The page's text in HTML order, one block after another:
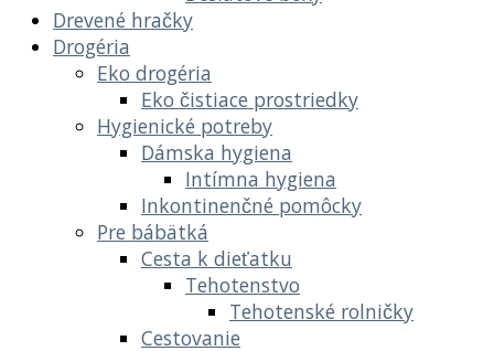
Drevené hračky
Drogéria
Eko drogéria
Eko čistiace prostriedky
Hygienické potreby
Dámska hygiena
Intímna hygiena
Inkontinenčné pomôcky
Pre bábätká
Cesta k dieťatku
Tehotenstvo
Tehotenské rolničky
Cestovanie